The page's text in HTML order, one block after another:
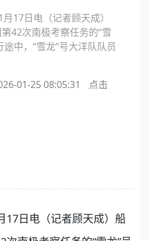
17日电（记者顾天成）
42次南极考察任务的“雪
中，“雪龙”号大洋队队员
01-25 08:05:31
点击
日电（记者顾天成）船